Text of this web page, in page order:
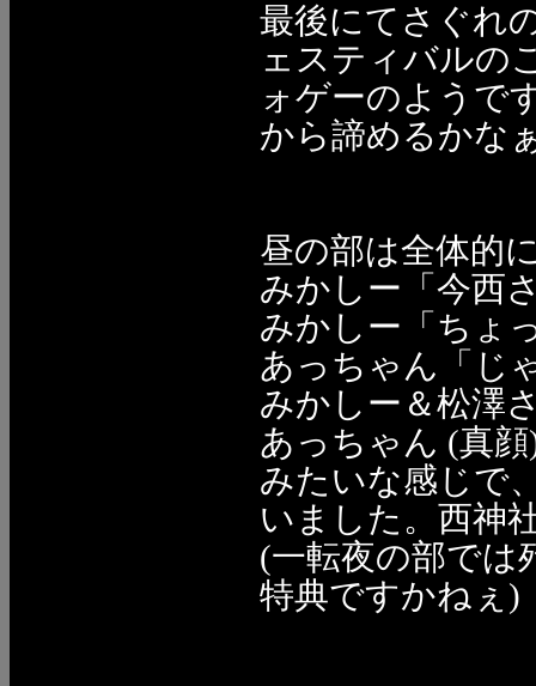
最後にてさぐれ
ェスティバルの
ォゲーのようで
から諦めるかな
昼の部は全体的
みかしー「今西
みかしー「ちょ
あっちゃん「じ
みかしー＆松澤
あっちゃん (真
みたいな感じで
いました。西神
(一転夜の部では
特典ですかねぇ)